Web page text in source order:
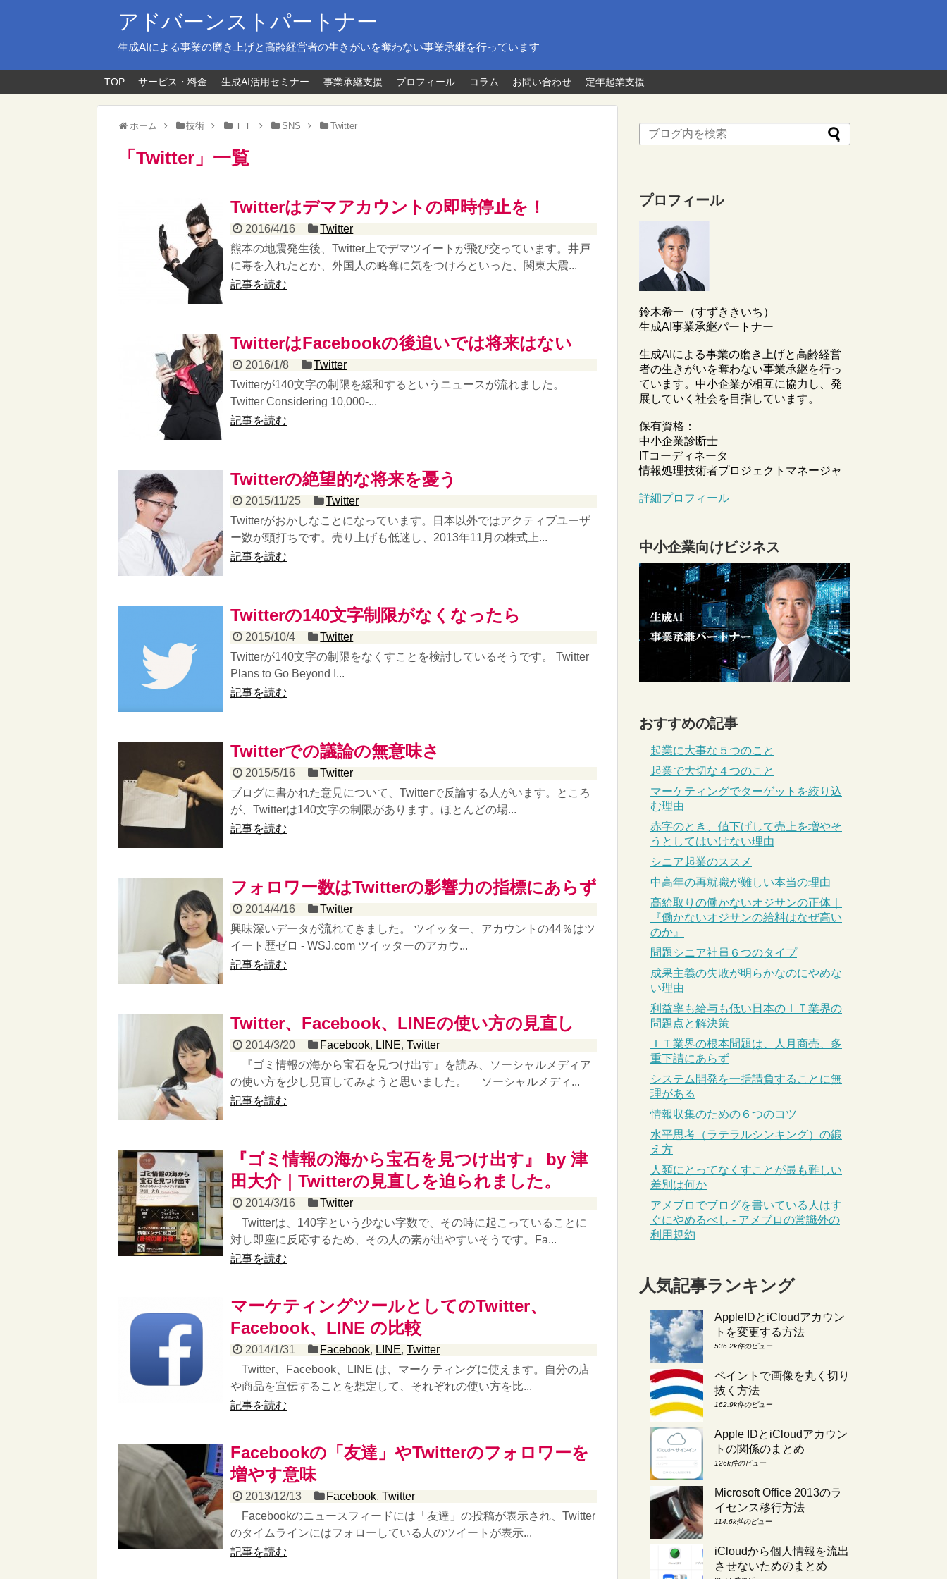
アドバーンストパートナー
生成AIによる事業の磨き上げと高齢経営者の生きがいを奪わない事業承継を行っています
TOP サービス・料金 生成AI活用セミナー 事業承継支援 プロフィール コラム お問い合わせ 定年起業支援
ホーム 技術 ＩＴ SNS Twitter
「 Twitter 」 一覧
Twitterはデマアカウントの即時停止を！
2016/4/16
Twitter
熊本の地震発生後、Twitter上でデマツイートが飛び交っています。井戸
に毒を入れたとか、外国人の略奪に気をつけろといった、関東大震...
記事を読む
TwitterはFacebookの後追いでは将来はない
2016/1/8
Twitter
Twitterが140文字の制限を緩和するというニュースが流れました。
Twitter Considering 10,000-...
記事を読む
Twitterの絶望的な将来を憂う
2015/11/25
Twitter
Twitterがおかしなことになっています。日本以外ではアクティブユーザ
ー数が頭打ちです。売り上げも低迷し、2013年11月の株式上...
記事を読む
Twitterの140文字制限がなくなったら
2015/10/4
Twitter
Twitterが140文字の制限をなくすことを検討しているそうです。 Twitter
Plans to Go Beyond I...
記事を読む
Twitterでの議論の無意味さ
2015/5/16
Twitter
ブログに書かれた意見について、Twitterで反論する人がいます。ところ
が、Twitterは140文字の制限があります。ほとんどの場...
記事を読む
フォロワー数はTwitterの影響力の指標にあらず
2014/4/16
Twitter
興味深いデータが流れてきました。 ツイッター、アカウントの44％はツ
イート歴ゼロ - WSJ.com ツイッターのアカウ...
記事を読む
Twitter、Facebook、LINEの使い方の見直し
2014/3/20 Facebook, LINE,Twitter
『ゴミ情報の海から宝石を見つけ出す』を読み、ソーシャルメディア
の使い方を少し見直してみようと思いました。 ソーシャルメディ...
記事を読む
『ゴミ情報の海から宝石を見つけ出す』 by 津
田大介｜Twitterの見直しを迫られました。
2014/3/16
Twitter
Twitterは、140字という少ない字数で、その時に起こっていることに
対し即座に反応するため、その人の素が出やすいそうです。Fa...
記事を読む
マーケティングツールとしてのTwitter、
Facebook、LINE の比較
2014/1/31 Facebook, LINE,Twitter
Twitter、Facebook、LINE は、マーケティングに使えます。自分の店
や商品を宣伝することを想定して、それぞれの使い方を比...
記事を読む
Facebookの「友達」やTwitterのフォロワーを
増やす意味
2013/12/13 Facebook,Twitter
Facebookのニュースフィードには「友達」の投稿が表示され、Twitter
のタイムラインにはフォローしている人のツイートが表示...
記事を読む
プロフィール
鈴木希一（すずききいち）
生成AI事業承継パートナー
生成AIによる事業の磨き上げと高齢経営
者の生きがいを奪わない事業承継を行っ
ています。中小企業が相互に協力し、発
展していく社会を目指しています。
保有資格：
中小企業診断士
ITコーディネータ
情報処理技術者プロジェクトマネージャ
詳細プロフィール
中小企業向けビジネス
おすすめの記事
起業に大事な５つのこと
起業で大切な４つのこと
マーケティングでターゲットを絞り込
む理由
赤字のとき、値下げして売上を増やそ
うとしてはいけない理由
シニア起業のススメ
中高年の再就職が難しい本当の理由
高給取りの働かないオジサンの正体｜
『働かないオジサンの給料はなぜ高い
のか』
問題シニア社員６つのタイプ
成果主義の失敗が明らかなのにやめな
い理由
利益率も給与も低い日本のＩＴ業界の
問題点と解決策
ＩＴ業界の根本問題は、人月商売、多
重下請にあらず
システム開発を一括請負することに無
理がある
情報収集のための６つのコツ
水平思考（ラテラルシンキング）の鍛
え方
人類にとってなくすことが最も難しい
差別は何か
アメブロでブログを書いている人はす
ぐにやめるべし - アメブロの常識外の
利用規約
人気記事ランキング
AppleIDとiCloudアカウン
トを変更する方法
536.2k件のビュー
ペイントで画像を丸く切り
抜く方法
162.9k件のビュー
Apple IDとiCloudアカウン
トの関係のまとめ
126k件のビュー
Microsoft Office 2013のラ
イセンス移行方法
114.6k件のビュー
iCloudから個人情報を流出
させないためのまとめ